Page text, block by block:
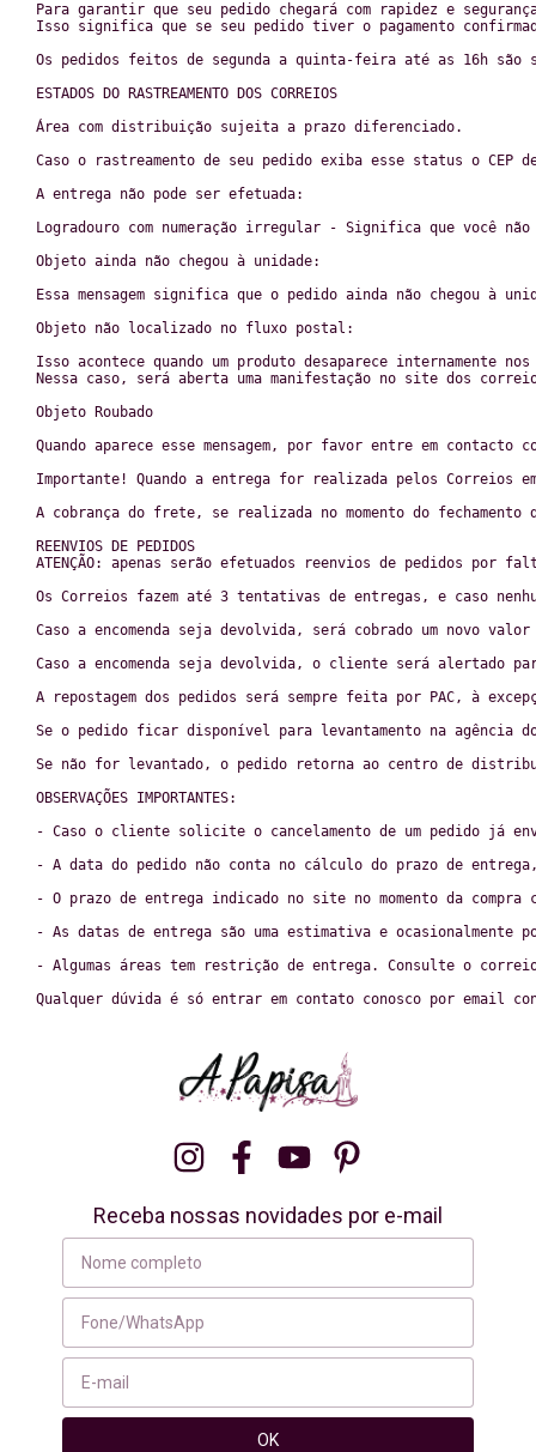
Para garantir que seu pedido chegará com rapidez e
Isso significa que se seu pedido tiver o pagamento
Os pedidos feitos de segunda a quinta-feira até as 16h são
ESTADOS DO RASTREAMENTO DOS CORREIOS
Área com distribuição sujeita a prazo diferenciado.
Caso o rastreamento de seu pedido exiba esse status o
A entrega não pode ser efetuada:
Logradouro com numeração irregular - Significa que você
Objeto ainda não chegou à unidade:
Essa mensagem significa que o pedido ainda não chegou à
Objeto não localizado no fluxo postal:
Isso acontece quando um produto desaparece internamente
Nessa caso, será aberta uma manifestação no site dos
Objeto Roubado
Quando aparece esse mensagem, por favor entre em
Importante! Quando a entrega for realizada pelos Correios
A cobrança do frete, se realizada no momento do
REENVIOS DE PEDIDOS
ATENÇÃO: apenas serão efetuados reenvios de pedidos
Os Correios fazem até 3 tentativas de entregas, e caso
Caso a encomenda seja devolvida, será cobrado um novo
Caso a encomenda seja devolvida, o cliente será alertado
A repostagem dos pedidos será sempre feita por PAC, à
Se o pedido ficar disponível para levantamento na agência
Se não for levantado, o pedido retorna ao centro de
OBSERVAÇÕES IMPORTANTES:
- Caso o cliente solicite o cancelamento de um pedido já
- A data do pedido não conta no cálculo do prazo de
- O prazo de entrega indicado no site no momento da compra
- As datas de entrega são uma estimativa e ocasionalmente
- Algumas áreas tem restrição de entrega. Consulte o
Qualquer dúvida é só entrar em contato conosco por email
Receba nossas novidades por e-mail